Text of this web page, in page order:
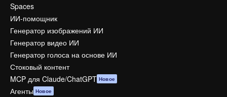
Spaces
ИИ-помощник
Генератор изображений ИИ
Генератор видео ИИ
Генератор голоса на основе ИИ
Стоковый контент
MCP для Claude/ChatGPT Новое
Агенты Новое